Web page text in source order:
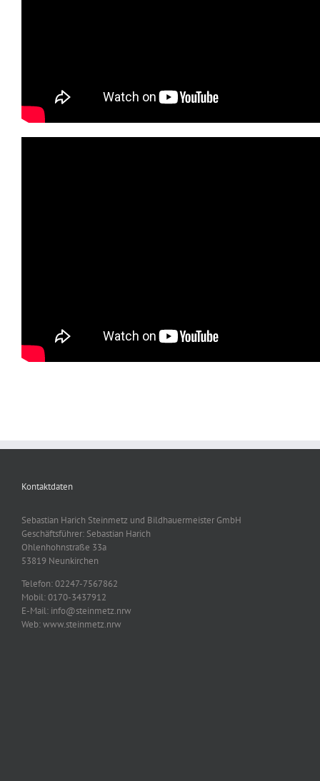
Kontaktdaten
Sebastian Harich Steinmetz und Bildhauermeister GmbH
Geschäftsführer: Sebastian Harich
Ohlenhohnstraße 33a
53819 Neunkirchen
Telefon: 02247-7567862
Mobil: 0170-3437912
E-Mail: info@steinmetz.nrw
Web: www.steinmetz.nrw